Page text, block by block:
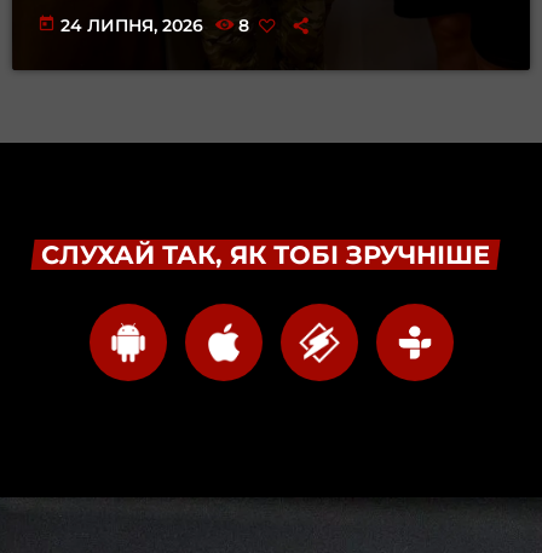
today 24 ЛИПНЯ, 2026 8
СЛУХАЙ ТАК, ЯК ТОБІ ЗРУЧНІШЕ